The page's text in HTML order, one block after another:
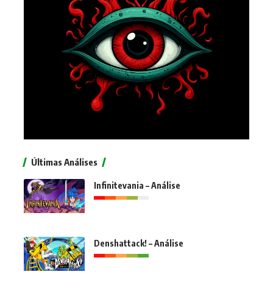
Últimas Análises
Infinitevania – Análise
Denshattack! – Análise